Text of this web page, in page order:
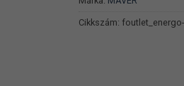
Cikkszám: